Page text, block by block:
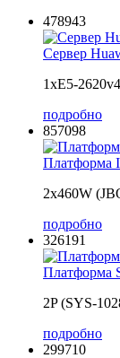
478943
Сервер
1xE5-
подробно
857098
Платформа
2x460W
подробно
326191
Платформа
2P (SYS-
подробно
299710